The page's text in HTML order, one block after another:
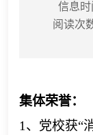
信息时
阅读次
集体荣誉：
1、党校获“